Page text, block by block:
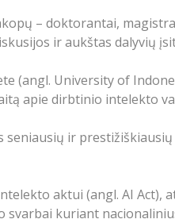
– doktorantai,
ir aukštas dalyvių
(angl. University of
apie dirbtinio intelekto
ir
aktui (angl. AI Act),
kuriant